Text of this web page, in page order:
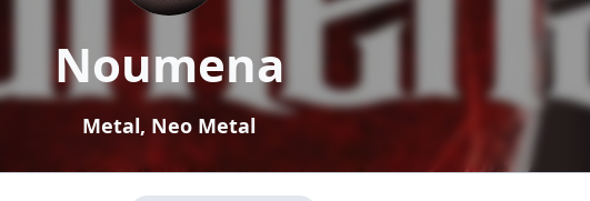
Noumena
Metal, Neo Metal